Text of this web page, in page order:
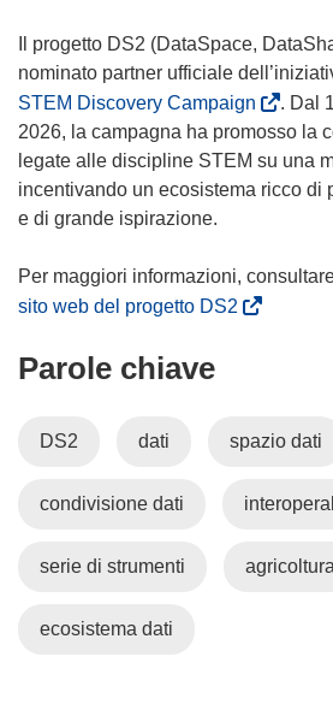
Il progetto DS2 (DataSpace,
nominato partner ufficiale
STEM Discovery Campaign
s
i
a
e
i
n
o
a
. Dal
2026, la campagna ha promosso la
legate alle discipline STEM su una
incentivando un ecosistema ricco di
e di grande ispirazione.
sito web del progetto DS2
r
u
Parole chiave
DS2 dati spazio dati
condivisione dati
serie di strumenti agricoltura
ecosistema dati